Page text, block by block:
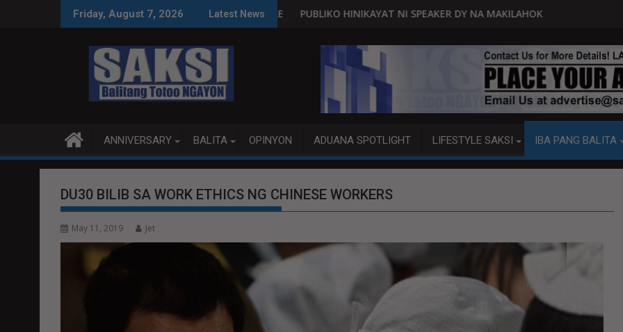
Friday, August 7, 2026 Latest News
WPS O MAGBITIWNA SUSPENDIHIN IMPLEMENTASYON NG RPVARAPUBLIKO HINIKAYAT NI SPEAKER DY NA MAKILAHOK SA PAGBUO NG MGA BATAS
MALACAÑANG PINAAARAL NA SA
ANNIVERSARY BALITA OPINYON ADUANA SPOTLIGHT LIFESTYLE SAKSI IBA PANG BALITA
DU30 BILIB SA WORK ETHICS NG CHINESE WORKERS
May 11, 2019 Jet